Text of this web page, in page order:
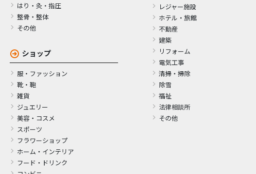
はり・灸・指圧
整骨・整体
その他
ショップ
服・ファッション
靴・鞄
雑貨
ジュエリー
美容・コスメ
スポーツ
フラワーショップ
ホーム・インテリア
フード・ドリンク
レジャー施設
ホテル・旅館
不動産
建築
リフォーム
電気工事
清掃・掃除
除雪
福祉
法律相談所
その他